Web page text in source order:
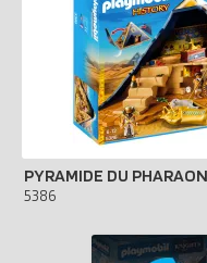
PYRAMIDE DU PHARAON
5386